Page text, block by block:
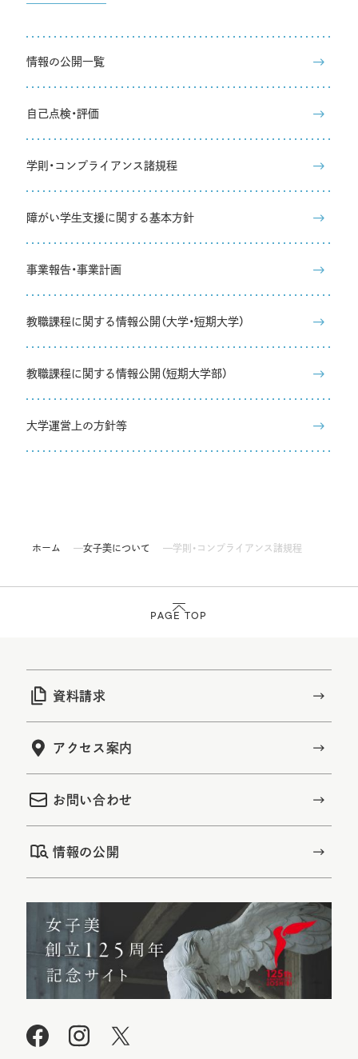
情報の公開一覧
自己点検・評価
学則・コンプライアンス諸規程
障がい学生支援に関する基本方針
事業報告・事業計画
教職課程に関する情報公開（大学・短期大学）
教職課程に関する情報公開（短期大学部）
大学運営上の方針等
ホーム 女子美について 学則・コンプライアンス諸規程
PAGE TOP
資料請求
アクセス案内
お問い合わせ
情報の公開